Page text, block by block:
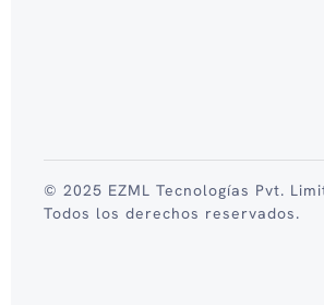
© 2025 EZML Tecnologías Pvt.
Todos los derechos reservados.